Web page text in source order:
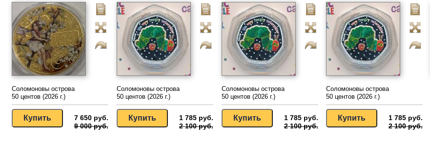
Соломоновы острова
50 центов (2026 г.)
7 650 руб.
9 000 руб.
Соломоновы острова
50 центов (2026 г.)
1 785 руб.
2 100 руб.
Соломоновы острова
50 центов (2026 г.)
1 785 руб.
2 100 руб.
Соломоновы острова
50 центов (2026 г.)
1 785 руб.
2 100 руб.